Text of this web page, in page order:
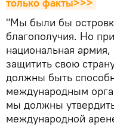
"Мы были бы
благополучия. Но
национальная
защитить свою
должны быть
международным
мы должны
международной